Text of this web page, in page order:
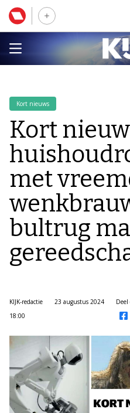
Kort nieuws
Kort
met
bultrug
KIJK-redactie
23 augustus 2024
18:00